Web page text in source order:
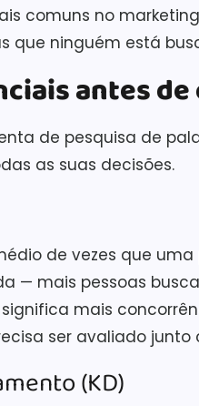
comuns no
que ninguém está
antes
de pesquisa de
as suas decisões.
de vezes que
— mais pessoas
mais
ser avaliado
(KD)